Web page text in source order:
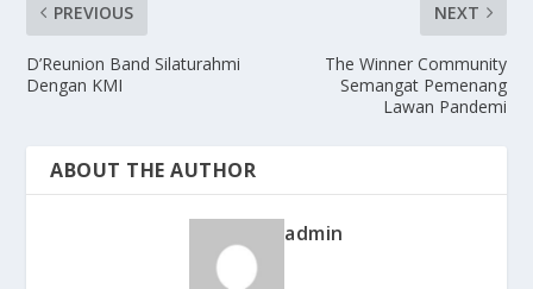
PREVIOUS
D’Reunion Band Silaturahmi
Dengan KMI
NEXT
The Winner Community
Semangat Pemenang
Lawan Pandemi
ABOUT THE AUTHOR
admin